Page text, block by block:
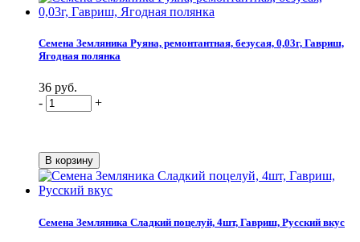
Семена Земляника Руяна, ремонтантная, безусая, 0,03г, Гавриш,
Ягодная полянка
36 руб.
-
+
Семена Земляника Сладкий поцелуй, 4шт, Гавриш, Русский вкус